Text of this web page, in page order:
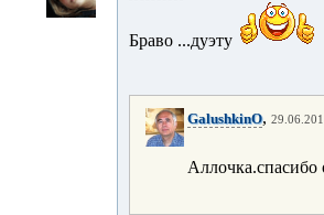
Браво ...дуэту
GalushkinO,